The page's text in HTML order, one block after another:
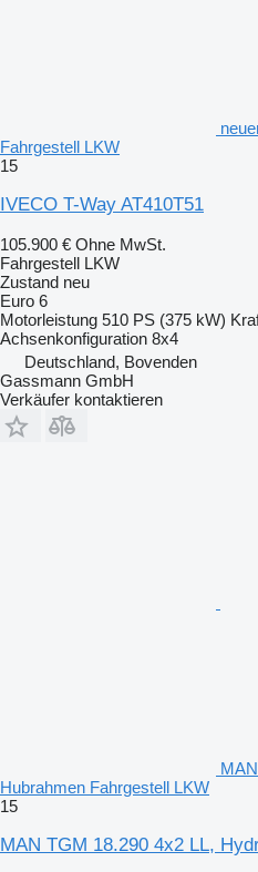
Fahrgestell LKW
15
IVECO T-Way AT410T51
105.900 € Ohne MwSt.
Fahrgestell LKW
Zustand neu
Euro 6
Motorleistung 510 PS (375 kW)
Achsenkonfiguration 8x4
Deutschland, Bovenden
Gassmann GmbH
Verkäufer kontaktieren
Hubrahmen Fahrgestell LKW
15
MAN TGM 18.290 4x2 LL,